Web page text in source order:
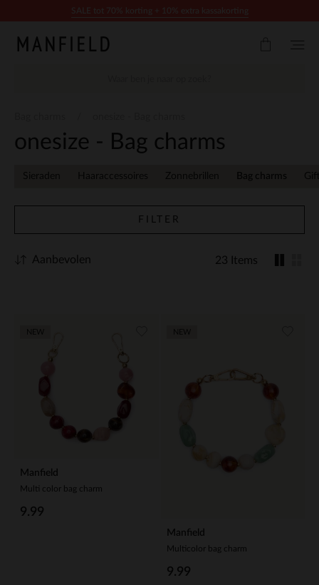
onesize - Bag charms
Sieraden Haaraccessoires Zonnebrillen Bag charms
FILTER
23 Items
Aanbevolen
Manfield
Multi color bag charm
9.99
Manfield
Multicolor bag charm
9.99